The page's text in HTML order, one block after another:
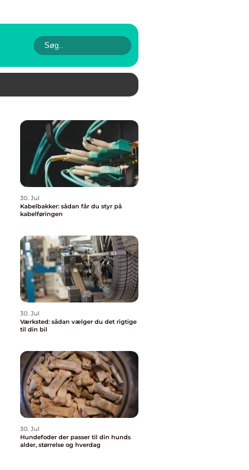
30. Jul
Kabelbakker: sådan får du styr på
kabelføringen
30. Jul
Værksted: sådan vælger du det rigtige
til din bil
30. Jul
Hundefoder der passer til din hunds
alder, størrelse og hverdag